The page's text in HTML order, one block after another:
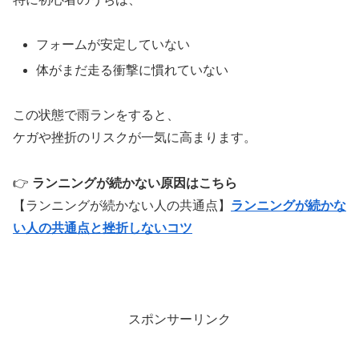
フォームが安定していない
体がまだ走る衝撃に慣れていない
この状態で雨ランをすると、
ケガや挫折のリスクが一気に高まります。
👉 ランニングが続かない原因はこちら
【ランニングが続かない人の共通点】 ランニングが続かな
い人の共通点と挫折しないコツ
スポンサーリンク